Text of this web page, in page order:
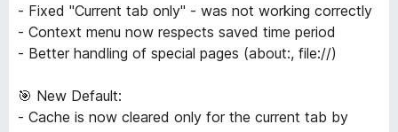
- Fixed "Current tab only" - was not working correctly
- Context menu now respects saved time period
- Better handling of special pages (about:, file://)
🎯 New Default:
- Cache is now cleared only for the current tab by